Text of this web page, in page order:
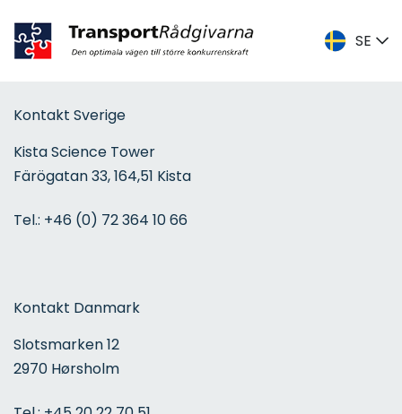
SE
Kontakt Sverige
Kista Science Tower
Färögatan 33, 164,51 Kista
Tel.: +46 (0) 72 364 10 66
Kontakt Danmark
Slotsmarken 12
2970 Hørsholm